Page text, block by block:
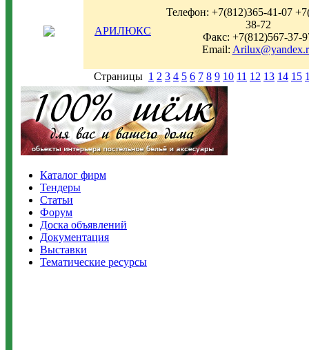
АРИЛЮКС
Телефон: +7(812)365-41-07
38-72
Факс: +7(812)567-37-
Email:
Страницы 1 2 3 4 5 6 7 8 9 10 11 12 13 14 15
Каталог фирм
Тендеры
Статьи
Форум
Доска объявлений
Документация
Выставки
Тематические ресурсы